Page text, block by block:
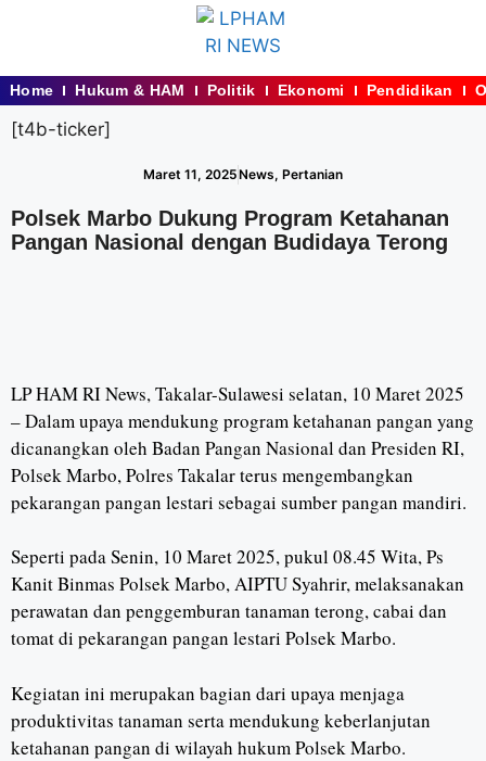
Home Hukum & HAM Politik Ekonomi Pendidikan
[t4b-ticker]
Maret 11, 2025News, Pertanian
Polsek Marbo Dukung Program Ketahanan
Pangan Nasional dengan Budidaya Terong
LP HAM RI News, Takalar-Sulawesi selatan, 10 Maret 2025
– Dalam upaya mendukung program ketahanan pangan yang
dicanangkan oleh Badan Pangan Nasional dan Presiden RI,
Polsek Marbo, Polres Takalar terus mengembangkan
pekarangan pangan lestari sebagai sumber pangan mandiri.
Seperti pada Senin, 10 Maret 2025, pukul 08.45 Wita, Ps
Kanit Binmas Polsek Marbo, AIPTU Syahrir, melaksanakan
perawatan dan penggemburan tanaman terong, cabai dan
tomat di pekarangan pangan lestari Polsek Marbo.
Kegiatan ini merupakan bagian dari upaya menjaga
produktivitas tanaman serta mendukung keberlanjutan
ketahanan pangan di wilayah hukum Polsek Marbo.